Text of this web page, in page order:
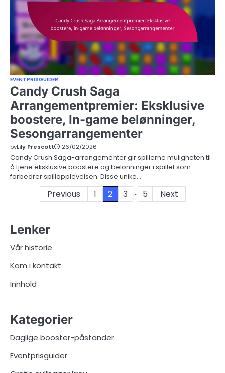
EVENTPRISGUIDER
Candy Crush Saga
Arrangementpremier: Eksklusive
boostere, In-game belønninger,
Sesongarrangementer
byLily Prescott 26/02/2026
Candy Crush Saga-arrangementer gir spillerne muligheten til
å tjene eksklusive boostere og belønninger i spillet som
forbedrer spillopplevelsen. Disse unike…
Previous 1 2 3 … 5 Next
Lenker
Vår historie
Kom i kontakt
Innhold
Kategorier
Daglige booster-påstander
Eventprisguider